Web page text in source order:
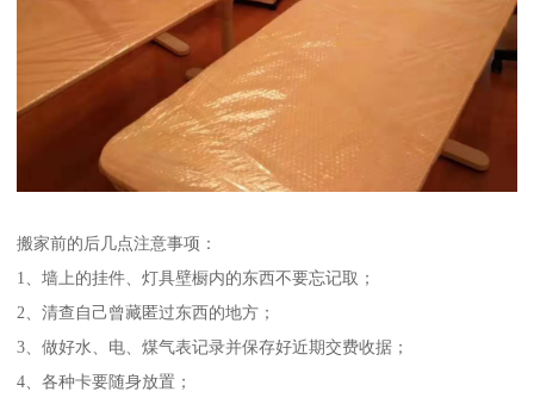
搬家前的后几点注意事项：
1、墙上的挂件、灯具壁橱内的东西不要忘记取；
2、清查自己曾藏匿过东西的地方；
3、做好水、电、煤气表记录并保存好近期交费收据；
4、各种卡要随身放置；